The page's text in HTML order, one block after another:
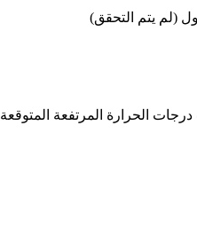
(لم يتم التحقق)
الحرارة المرتفعة المتوقعة